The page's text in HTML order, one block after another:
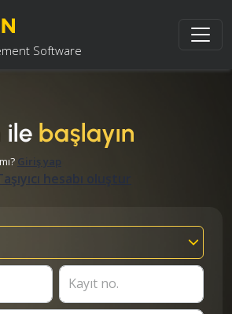
Software
ile başlayın
Giriş yap
hesabı oluştur
Kayıt no.